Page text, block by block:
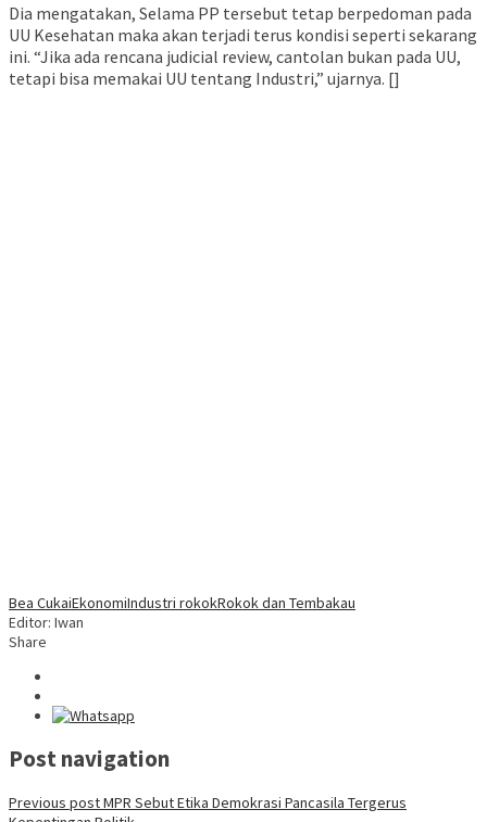
Dia mengatakan, Selama PP tersebut tetap berpedoman pada
UU Kesehatan maka akan terjadi terus kondisi seperti sekarang
ini. “Jika ada rencana judicial review, cantolan bukan pada UU,
tetapi bisa memakai UU tentang Industri,” ujarnya. []
Bea CukaiEkonomiIndustri rokokRokok dan Tembakau
Editor: Iwan
Share
Post navigation
Previous postMPR Sebut Etika Demokrasi Pancasila Tergerus